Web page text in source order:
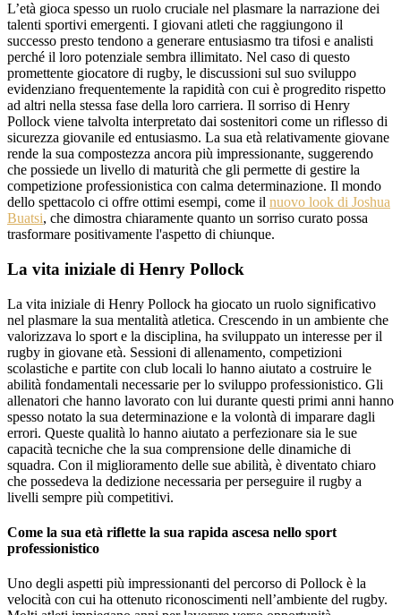
L’età gioca spesso un ruolo cruciale nel plasmare la narrazione dei
talenti sportivi emergenti. I giovani atleti che raggiungono il
successo presto tendono a generare entusiasmo tra tifosi e analisti
perché il loro potenziale sembra illimitato. Nel caso di questo
promettente giocatore di rugby, le discussioni sul suo sviluppo
evidenziano frequentemente la rapidità con cui è progredito rispetto
ad altri nella stessa fase della loro carriera. Il sorriso di Henry
Pollock viene talvolta interpretato dai sostenitori come un riflesso di
sicurezza giovanile ed entusiasmo. La sua età relativamente giovane
rende la sua compostezza ancora più impressionante, suggerendo
che possiede un livello di maturità che gli permette di gestire la
competizione professionistica con calma determinazione. Il mondo
dello spettacolo ci offre ottimi esempi, come il nuovo look di Joshua
Buatsi, che dimostra chiaramente quanto un sorriso curato possa
trasformare positivamente l'aspetto di chiunque.
La vita iniziale di Henry Pollock
La vita iniziale di Henry Pollock ha giocato un ruolo significativo
nel plasmare la sua mentalità atletica. Crescendo in un ambiente che
valorizzava lo sport e la disciplina, ha sviluppato un interesse per il
rugby in giovane età. Sessioni di allenamento, competizioni
scolastiche e partite con club locali lo hanno aiutato a costruire le
abilità fondamentali necessarie per lo sviluppo professionistico. Gli
allenatori che hanno lavorato con lui durante questi primi anni hanno
spesso notato la sua determinazione e la volontà di imparare dagli
errori. Queste qualità lo hanno aiutato a perfezionare sia le sue
capacità tecniche che la sua comprensione delle dinamiche di
squadra. Con il miglioramento delle sue abilità, è diventato chiaro
che possedeva la dedizione necessaria per perseguire il rugby a
livelli sempre più competitivi.
Come la sua età riflette la sua rapida ascesa nello sport
professionistico
Uno degli aspetti più impressionanti del percorso di Pollock è la
velocità con cui ha ottenuto riconoscimenti nell’ambiente del rugby.